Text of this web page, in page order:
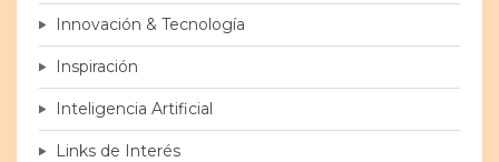
Innovación & Tecnología
Inspiración
Inteligencia Artificial
Links de Interés